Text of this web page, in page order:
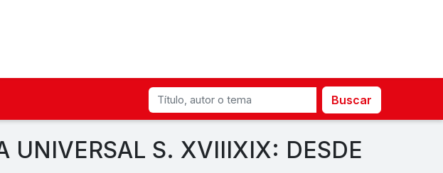
Buscar
UNIVERSAL S. XVIIIXIX: DESDE